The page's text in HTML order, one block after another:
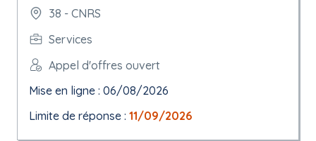
38 - CNRS
Services
Appel d'offres ouvert
Mise en ligne : 06/08/2026
Limite de réponse : 11/09/2026